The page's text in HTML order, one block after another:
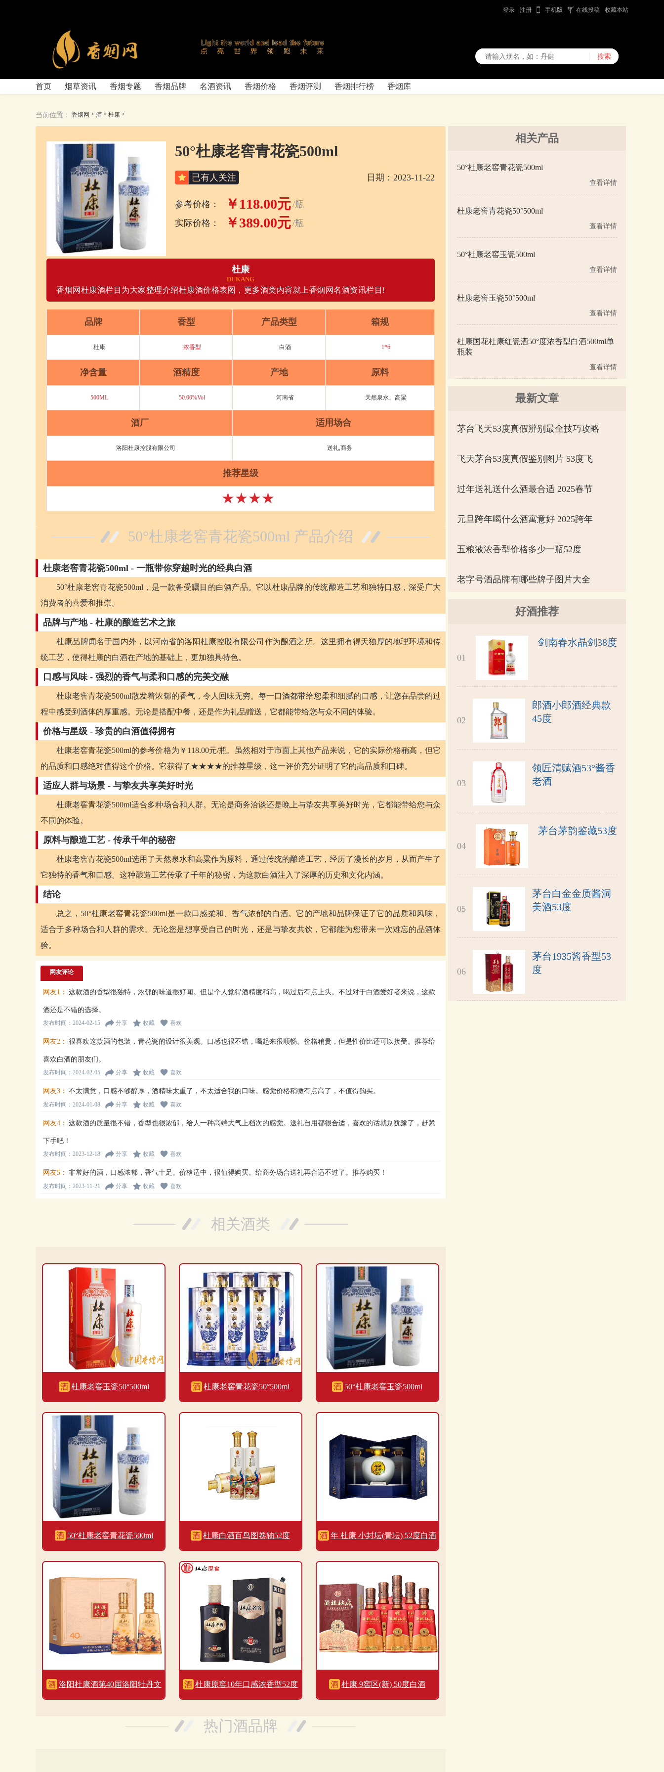
登录 注册 手机版 在线投稿 收藏本站
首页 烟草资讯 香烟专题 香烟品牌 名酒资讯 香烟价格 香烟评测 香烟排行榜 香烟库
当前位置： 香烟网 > 酒 > 杜康 >
50°杜康老窖青花瓷500ml
已有人关注 日期：2023-11-22
参考价格： ￥118.00元/瓶
实际价格：
￥389.00元/瓶
杜康
DUKANG
香烟网杜康酒栏目为大家整理介绍杜康酒价格表图，更多酒类内容就上香烟网名酒资讯栏目!
品牌 香型 产品类型 箱规
杜康 浓香型 白酒 1*6
净含量 酒精度 产地 原料
500ML 50.00%Vol 河南省 天然泉水、高粱
酒厂 适用场合
洛阳杜康控股有限公司 送礼,商务
推荐星级
★★★★
50°杜康老窖青花瓷500ml 产品介绍
杜康老窖青花瓷500ml - 一瓶带你穿越时光的经典白酒
50°杜康老窖青花瓷500ml，是一款备受瞩目的白酒产品。它以杜康品牌的传统酿造工艺和独特口感，深受广大
消费者的喜爱和推崇。
品牌与产地 - 杜康的酿造艺术之旅
杜康品牌闻名于国内外，以河南省的洛阳杜康控股有限公司作为酿酒之所。这里拥有得天独厚的地理环境和传
统工艺，使得杜康的白酒在产地的基础上，更加独具特色。
口感与风味 - 强烈的香气与柔和口感的完美交融
杜康老窖青花瓷500ml散发着浓郁的香气，令人回味无穷。每一口酒都带给您柔和细腻的口感，让您在品尝的过
程中感受到酒体的厚重感。无论是搭配中餐，还是作为礼品赠送，它都能带给您与众不同的体验。
价格与星级 - 珍贵的白酒值得拥有
杜康老窖青花瓷500ml的参考价格为￥118.00元/瓶。虽然相对于市面上其他产品来说，它的实际价格稍高，但它
的品质和口感绝对值得这个价格。它获得了★★★★的推荐星级，这一评价充分证明了它的高品质和口碑。
适应人群与场景 - 与挚友共享美好时光
杜康老窖青花瓷500ml适合多种场合和人群。无论是商务洽谈还是晚上与挚友共享美好时光，它都能带给您与众
不同的体验。
原料与酿造工艺 - 传承千年的秘密
杜康老窖青花瓷500ml选用了天然泉水和高粱作为原料，通过传统的酿造工艺，经历了漫长的岁月，从而产生了
它独特的香气和口感。这种酿造工艺传承了千年的秘密，为这款白酒注入了深厚的历史和文化内涵。
结论
总之，50°杜康老窖青花瓷500ml是一款口感柔和、香气浓郁的白酒。它的产地和品牌保证了它的品质和风味，
适合于多种场合和人群的需求。无论您是想享受自己的时光，还是与挚友共饮，它都能为您带来一次难忘的品酒体
验。
网友评论
网友1： 这款酒的香型很独特，浓郁的味道很好闻。但是个人觉得酒精度稍高，喝过后有点上头。不过对于白酒爱好者来说，这款
酒还是不错的选择。
发布时间：2024-02-15 分享 收藏 喜欢
网友2： 很喜欢这款酒的包装，青花瓷的设计很美观。口感也很不错，喝起来很顺畅。价格稍贵，但是性价比还可以接受。推荐给
喜欢白酒的朋友们。
发布时间：2024-02-05 分享 收藏 喜欢
网友3： 不太满意，口感不够醇厚，酒精味太重了，不太适合我的口味。感觉价格稍微有点高了，不值得购买。
发布时间：2024-01-08 分享 收藏 喜欢
网友4： 这款酒的质量很不错，香型也很浓郁，给人一种高端大气上档次的感觉。送礼自用都很合适，喜欢的话就别犹豫了，赶紧
下手吧！
发布时间：2023-12-18 分享 收藏 喜欢
网友5： 非常好的酒，口感浓郁，香气十足。价格适中，很值得购买。给商务场合送礼再合适不过了。推荐购买！
发布时间：2023-11-21 分享 收藏 喜欢
相关酒类
酒 杜康老窖玉瓷50°500ml 酒 杜康老窖青花瓷50°500ml 酒 50°杜康老窖玉瓷500ml
酒 50°杜康老窖青花瓷500ml 酒 杜康白酒百鸟图卷轴52度 酒 年 杜康 小封坛(青坛) 52度白酒
酒 洛阳杜康酒第40届洛阳牡丹文 酒 杜康原窖10年口感浓香型52度 酒 杜康 9窖区(新) 50度白酒
热门酒品牌
相关产品
50°杜康老窖青花瓷500ml
查看详情
杜康老窖青花瓷50°500ml
查看详情
50°杜康老窖玉瓷500ml
查看详情
杜康老窖玉瓷50°500ml
查看详情
杜康国花杜康红瓷酒50°度浓香型白酒500ml单
瓶装
查看详情
最新文章
茅台飞天53度真假辨别最全技巧攻略
飞天茅台53度真假鉴别图片 53度飞
过年送礼送什么酒最合适 2025春节
元旦跨年喝什么酒寓意好 2025跨年
五粮液浓香型价格多少一瓶52度
老字号酒品牌有哪些牌子图片大全
好酒推荐
01
剑南春水晶剑38度
02
郎酒小郎酒经典款
45度
03
领匠清赋酒53°酱香
老酒
04
茅台茅韵鉴藏53度
05
茅台白金金质酱洞
美酒53度
06
茅台1935酱香型53
度